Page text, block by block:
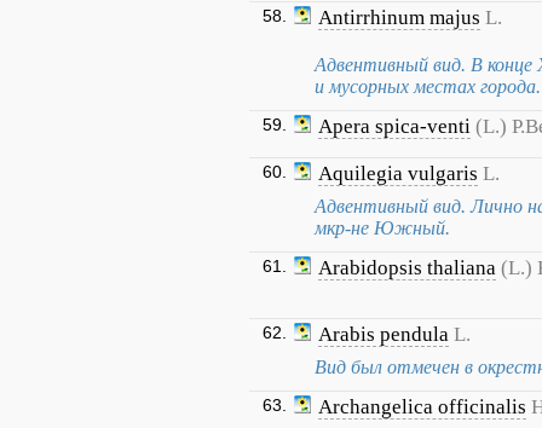
58. Antirrhinum majus L.
Адвентивный вид. В конце
и мусорных местах города.
59. Apera spica-venti (L.)
60. Aquilegia vulgaris L.
Адвентивный вид. Лично
мкр-не Южный.
61. Arabidopsis thaliana (L.)
62. Arabis pendula L.
Вид был отмечен в
63. Archangelica officinalis